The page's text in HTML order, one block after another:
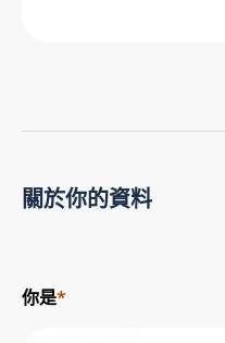
關於你的資料
你是*